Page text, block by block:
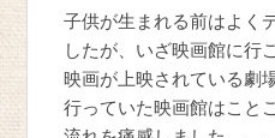
子供が生まれる前はよく
したが、いざ映画館に行
映画が上映されている劇
行っていた映画館はこと